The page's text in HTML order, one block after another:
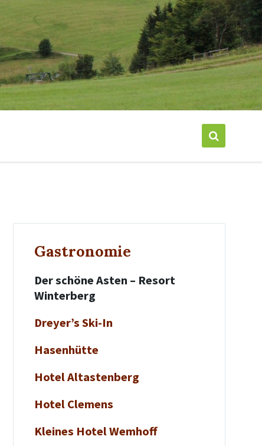
Gastronomie
Der schöne Asten – Resort
Winterberg
Dreyer’s Ski-In
Hasenhütte
Hotel Altastenberg
Hotel Clemens
Kleines Hotel Wemhoff